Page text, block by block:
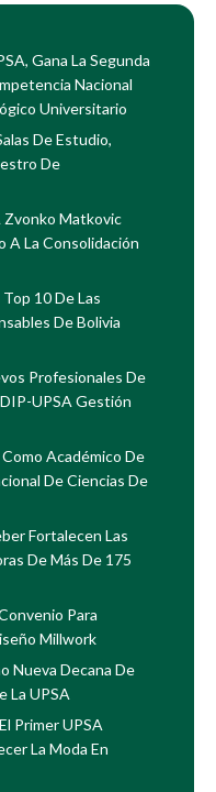
Gana La Segunda
Nacional
Universitario
De Estudio,
De
Zvonko Matkovic
A La Consolidación
10 De Las
De Bolivia
Profesionales De
UPSA Gestión
Académico De
De Ciencias De
Fortalecen Las
De Más De 175
Para
Millwork
Nueva Decana De
La UPSA
Primer UPSA
La Moda En